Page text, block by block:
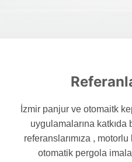
İzmir panjur ve otomaitk
uygulamalarına
referanslarımıza ,
otomatik pergola